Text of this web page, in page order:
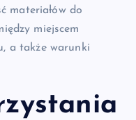
materiałów do
miejscem
a także warunki